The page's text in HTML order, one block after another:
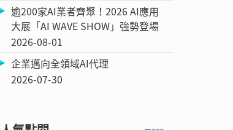
逾200家AI業者齊聚！2026 AI應用
大展「AI WAVE SHOW」強勢登場
2026-08-01
企業邁向全領域AI代理
2026-07-30